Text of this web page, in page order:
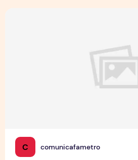
C comunicafametro